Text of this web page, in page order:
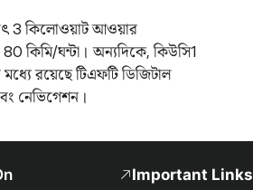
3 কিলোওয়াট আওয়ার
80 কিমি/ঘন্টা। অন্যদিকে, কিউসি1
রয়েছে টিএফটি ডিজিটাল
নেভিগেশন।
Important Links